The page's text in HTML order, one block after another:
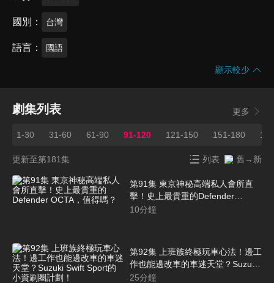
國別 台灣
語言 國語
顯示較少
劇集列表 更多
1-30 31-60 61-90 91-120 121-150 151-180 181
更新至第181集 列表 舊→新
第91集 東京神秘高端私人會所直
擊！史上最貴重的Defender
OCTA，值得嗎？
10分鐘
第92集 上班族終極玩車心法！邊工
作也能邊改車的車迷天堂？Suzuki
Swift Sport的小資刷圈計劃！
25分鐘